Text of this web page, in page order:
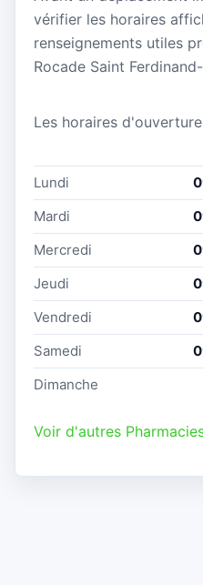
vérifier les horaires
renseignements utiles
Rocade Saint
Les horaires
Lundi
Mardi
Mercredi
Jeudi
Vendredi
Samedi
Dimanche
Voir d'autres